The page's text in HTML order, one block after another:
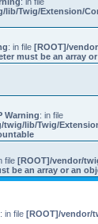
lib/Twig/Extension/
: in file [ROOT]/
must be an array
Warning: in file
twig/lib/Twig/
file [ROOT]/vendor/
be an array or an
: in file [ROOT]/vendor/